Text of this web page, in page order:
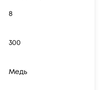
8
300
Медь